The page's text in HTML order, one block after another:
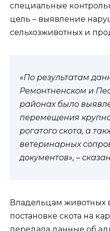
специальные
цель – выявление
сельхозживотных и
«По результатам
Ремонтненском и
районах было
перемещения
рогатого скота, а
ветеринарных
документов», –
Владельцам животных
постановке скота на
передала данные об